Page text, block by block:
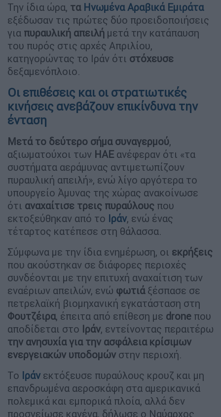
Την ίδια ώρα, τα Ηνωμένα Αραβικά Εμιράτα
εξέδωσαν τις πρώτες δύο προειδοποιήσεις
για πυραυλική απειλή μετά την κατάπαυση
του πυρός στις αρχές Απριλίου,
κατηγορώντας το Ιράν ότι στόχευσε
δεξαμενόπλοιο.
Οι επιθέσεις και οι στρατιωτικές
κινήσεις ανεβάζουν επικίνδυνα την
ένταση
Μετά το δεύτερο σήμα συναγερμού,
αξιωματούχοι των ΗΑΕ ανέφεραν ότι «τα
συστήματα αεράμυνας αντιμετωπίζουν
πυραυλική απειλή», ενώ λίγο αργότερα το
υπουργείο Άμυνας της χώρας ανακοίνωσε
ότι αναχαίτισε τρεις πυραύλους που
εκτοξεύθηκαν από το Ιράν, ενώ ένας
τέταρτος κατέπεσε στη θάλασσα.
Σύμφωνα με την ίδια ενημέρωση, οι εκρήξεις
που ακούστηκαν σε διάφορες περιοχές
συνδέονται με την επιτυχή αναχαίτιση των
εναέριων απειλών, ενώ φωτιάξέσπασε σε
πετρελαϊκή βιομηχανική εγκατάσταση στη
Φουτζέιρα, έπειτα από επίθεση με drone που
αποδίδεται στο Ιράν, εντείνοντας περαιτέρω
την ανησυχία για την ασφάλεια κρίσιμων
ενεργειακών υποδομών στην περιοχή.
Το Ιράν εκτόξευσε πυραύλους κρουζ και μη
επανδρωμένα αεροσκάφη στα αμερικανικά
πολεμικά και εμπορικά πλοία, αλλά δεν
προσγείωσε κανένα, δήλωσε ο Ναύαρχος